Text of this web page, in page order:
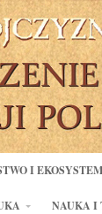
I EKOSYSTEM
NAUKA I